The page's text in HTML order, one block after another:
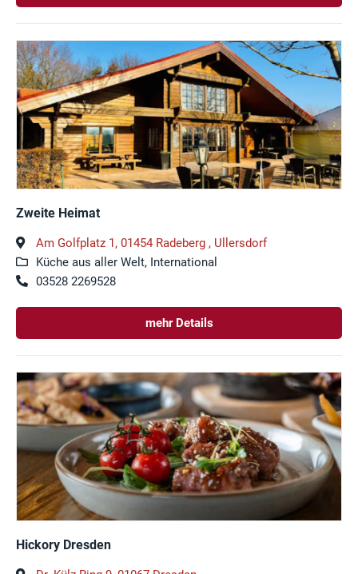
Zweite Heimat
Am Golfplatz 1, 01454 Radeberg , Ullersdorf
Küche aus aller Welt, International
03528 2269528
mehr Details
Hickory Dresden